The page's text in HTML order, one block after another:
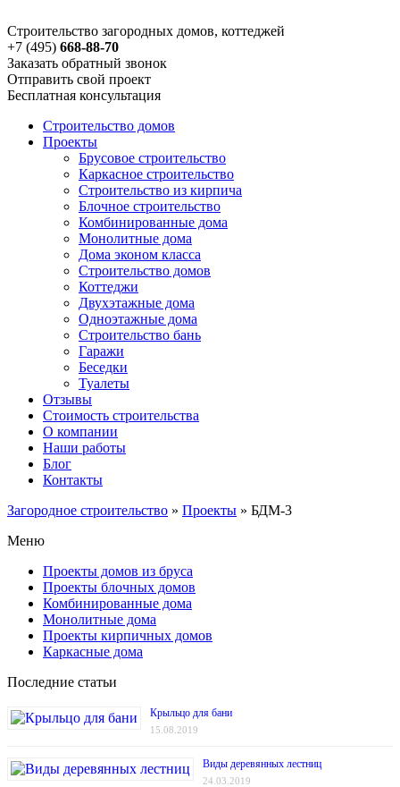
Строительство загородных домов, коттеджей
+7 (495) 668-88-70
Заказать обратный звонок
Отправить свой проект
Бесплатная консультация
Строительство домов
Проекты
Брусовое строительство
Каркасное строительство
Строительство из кирпича
Блочное строительство
Комбинированные дома
Монолитные дома
Дома эконом класса
Строительство домов
Коттеджи
Двухэтажные дома
Одноэтажные дома
Строительство бань
Гаражи
Беседки
Туалеты
Отзывы
Стоимость строительства
О компании
Наши работы
Блог
Контакты
Загородное строительство » Проекты » БДМ-3
Меню
Проекты домов из бруса
Проекты блочных домов
Комбинированные дома
Монолитные дома
Проекты кирпичных домов
Каркасные дома
Последние статьи
Крыльцо для бани
15.08.2019
Виды деревянных лестниц
24.03.2019